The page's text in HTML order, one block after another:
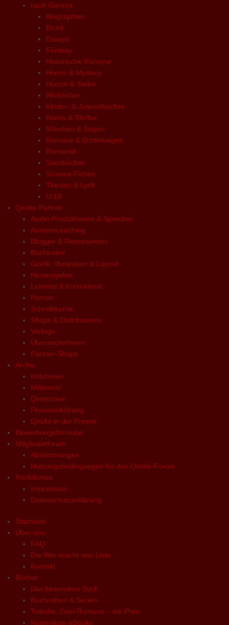
nach Genres
Biographien
Erotik
Essays
Fantasy
Historische Romane
Horror & Mystery
Humor & Satire
Hörbücher
Kinder- & Jugendbücher
Krimis & Thriller
Märchen & Sagen
Romane & Erzählungen
Romantik
Sachbücher
Science-Fiction
Theater & Lyrik
U 18
Qindie-Partner
Audio-Produktionen & Sprecher
Autorencoaching
Blogger & Rezensenten
Buchtrailer
Grafik, Illustration & Layout
Herausgeber
Lektorat & Korrektorat
Portale
Schreibkurse
Shops & Distributoren
Verlage
ÜbersetzerInnen
Partner-Shops
Archiv
Kolumnen
Mittwoch!
Qinterview
Presseerklärung
Qindie in der Presse
Bewerbungsformular
Mitgliederforum
Abstimmungen
Nutzungsbedingungen für das Qindie-Forum
Rechtliches
Impressum
Datenschutzerklärung
Startseite
Über uns
FAQ
Die Wer macht was Liste
Kontakt
Bücher
Das besondere Buch
Buchreihen & Serien
Twindie: Zwei Romane – ein Preis
Kostenlose eBooks